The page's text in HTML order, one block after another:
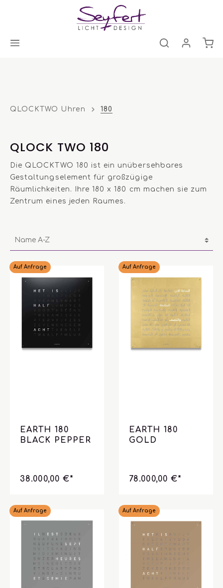
QLOCKTWO Uhren 180
QLOCK TWO 180
Die QLOCKTWO 180 ist ein unübersehbares
Gestaltungselement für großzügige
Räumlichkeiten. Ihre 180 x 180 cm machen sie zum
Zentrum eines jeden Raumes.
Auf Anfrage
EARTH 180
BLACK PEPPER
38.000,00 €*
Auf Anfrage
EARTH 180
GOLD
78.000,00 €*
Auf Anfrage Auf Anfrage